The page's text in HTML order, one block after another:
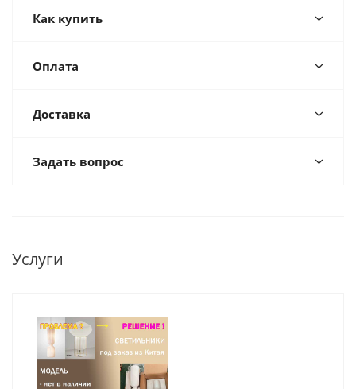
Как купить
Оплата
Доставка
Задать вопрос
Услуги